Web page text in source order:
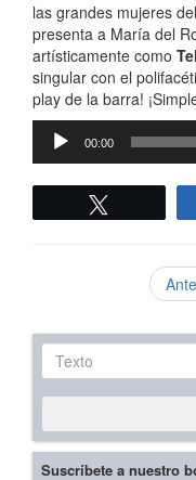
las grandes mujeres
presenta a María del
artísticamente como
singular con el
play de la barra!
Reproductor
00:00
Texto
Suscríbete a nuestro